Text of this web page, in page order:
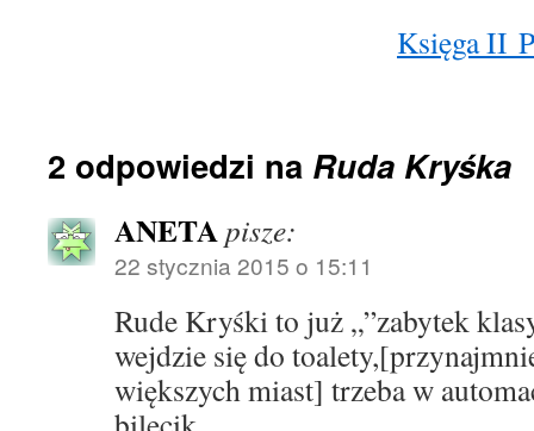
Księga II
2 odpowiedzi na Ruda Kryśka
ANETApisze:
22 stycznia 2015 o 15:11
Rude Kryśki to już „”zabytek
wejdzie się do
większych miast] trzeba w